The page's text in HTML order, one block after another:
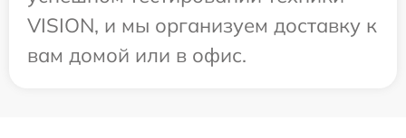
VISION, и мы организуем доставку к
вам домой или в офис.